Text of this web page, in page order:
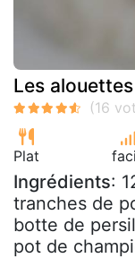
Les
Plat
Ingrédients:
tranches de
botte de
pot de